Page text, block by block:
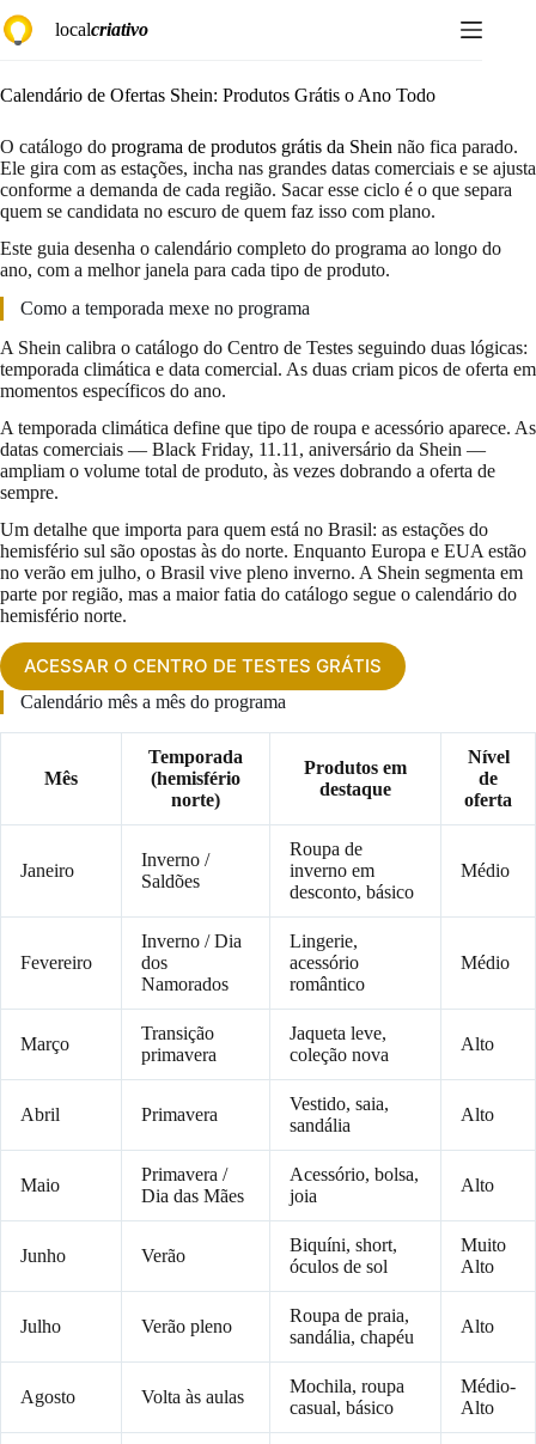
para
localcriativo
Calendário de Ofertas Shein: Produtos Grátis o Ano Todo
O catálogo do programa de produtos grátis da Shein não fica parado.
Ele gira com as estações, incha nas grandes datas comerciais e se ajusta
conforme a demanda de cada região. Sacar esse ciclo é o que separa
quem se candidata no escuro de quem faz isso com plano.
Este guia desenha o calendário completo do programa ao longo do
ano, com a melhor janela para cada tipo de produto.
Como a temporada mexe no programa
A Shein calibra o catálogo do Centro de Testes seguindo duas lógicas:
temporada climática e data comercial. As duas criam picos de oferta em
momentos específicos do ano.
A temporada climática define que tipo de roupa e acessório aparece. As
datas comerciais — Black Friday, 11.11, aniversário da Shein —
ampliam o volume total de produto, às vezes dobrando a oferta de
sempre.
Um detalhe que importa para quem está no Brasil: as estações do
hemisfério sul são opostas às do norte. Enquanto Europa e EUA estão
no verão em julho, o Brasil vive pleno inverno. A Shein segmenta em
parte por região, mas a maior fatia do catálogo segue o calendário do
hemisfério norte.
ACESSAR O CENTRO DE TESTES GRÁTIS
Calendário mês a mês do programa
Mês
Temporada
(hemisfério
norte)
Produtos em
destaque
Nível
de
oferta
Janeiro
Inverno /
Saldões
Roupa de
inverno em
desconto, básico
Médio
Fevereiro
Inverno / Dia
dos
Namorados
Lingerie,
acessório
romântico
Médio
Março
Transição
primavera
Jaqueta leve,
coleção nova
Alto
Abril Primavera
Vestido, saia,
sandália
Alto
Maio
Primavera /
Dia das Mães
Acessório, bolsa,
joia
Alto
Junho Verão
Biquíni, short,
óculos de sol
Muito
Alto
Julho Verão pleno
Roupa de praia,
sandália, chapéu
Alto
Agosto Volta às aulas
Mochila, roupa
casual, básico
Médio-
Alto